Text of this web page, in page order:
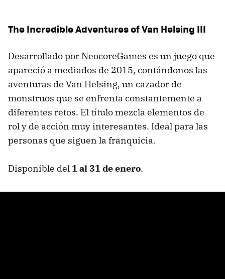
The Incredible Adventures of Van Helsing III
Desarrollado por NeocoreGames es un juego que
apareció a mediados de 2015, contándonos las
aventuras de Van Helsing, un cazador de
monstruos que se enfrenta constantemente a
diferentes retos. El título mezcla elementos de
rol y de acción muy interesantes. Ideal para las
personas que siguen la franquicia.
Disponible del 1 al 31 de enero.